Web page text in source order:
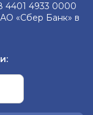
4401 4933 0000
«Сбер Банк» в